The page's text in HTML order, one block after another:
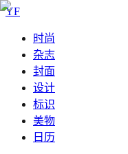
YF
时尚
杂志
封面
设计
标识
美物
日历